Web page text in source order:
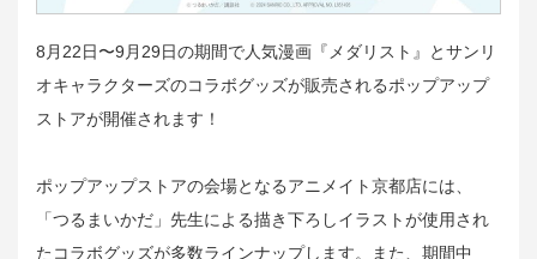
8月22日〜9月29日の期間で人気漫画『メダリスト』とサンリ
オキャラクターズのコラボグッズが販売されるポップアップ
ストアが開催されます！
ポップアップストアの会場となるアニメイト京都店には、
「つるまいかだ」先生による描き下ろしイラストが使用され
たコラボグッズが多数ラインナップします。また、期間中